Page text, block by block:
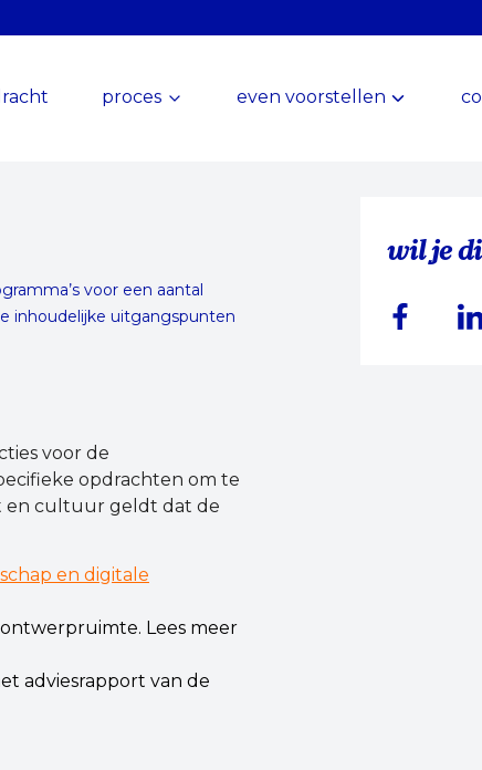
proces even voorstellen
voor een aantal
inhoudelijke uitgangspunten
voor de
opdrachten om te
en cultuur geldt dat de
en digitale
Lees meer
adviesrapport van de
wil je